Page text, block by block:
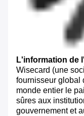
L'information de
Wisecard (une
fournisseur global
monde entier le
sûres aux
gouvernement et